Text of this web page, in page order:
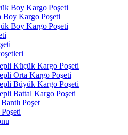
Boy Kargo Poşeti
Boy Kargo Poşeti
Boy Kargo Poşeti
Küçük Kargo Poşeti
Orta Kargo Poşeti
Büyük Kargo Poşeti
Battal Kargo Poşeti
Poşet